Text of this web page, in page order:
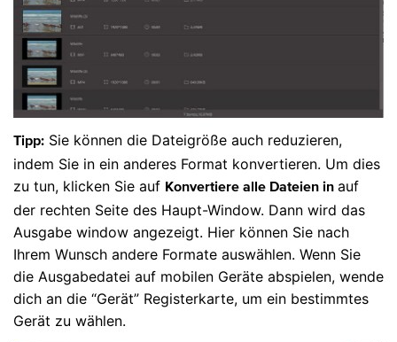
Tipp: Sie können die Dateigröße auch reduzieren,
indem Sie in ein anderes Format konvertieren. Um dies
zu tun, klicken Sie auf Konvertiere alle Dateien in auf
der rechten Seite des Haupt-Window. Dann wird das
Ausgabe window angezeigt. Hier können Sie nach
Ihrem Wunsch andere Formate auswählen. Wenn Sie
die Ausgabedatei auf mobilen Geräte abspielen, wende
dich an die “Gerät” Registerkarte, um ein bestimmtes
Gerät zu wählen.